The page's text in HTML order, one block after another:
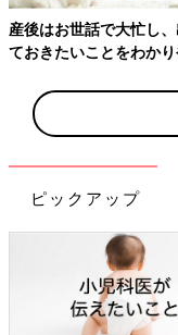
後はお世話で大忙し、
おきたいことをわかり
ピックアップ